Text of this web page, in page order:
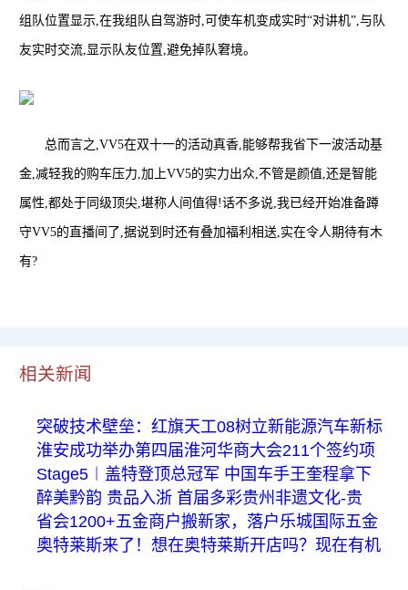
组队位置显示,在我组队自驾游时,可使车机变成实时“对讲机”,与队
友实时交流,显示队友位置,避免掉队窘境。
总而言之,VV5在双十一的活动真香,能够帮我省下一波活动基
金,减轻我的购车压力,加上VV5的实力出众,不管是颜值,还是智能
属性,都处于同级顶尖,堪称人间值得!话不多说,我已经开始准备蹲
守VV5的直播间了,据说到时还有叠加福利相送,实在令人期待有木
有?
相关新闻
突破技术壁垒：红旗天工08树立新能源汽车新标
淮安成功举办第四届淮河华商大会211个签约项
Stage5︱盖特登顶总冠军 中国车手王奎程拿下
醉美黔韵 贵品入浙 首届多彩贵州非遗文化-贵
省会1200+五金商户搬新家，落户乐城国际五金
奥特莱斯来了！想在奥特莱斯开店吗？现在有机